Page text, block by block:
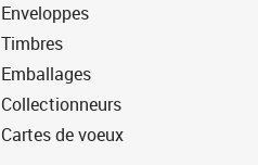
Enveloppes
Timbres
Emballages
Collectionneurs
Cartes de voeux